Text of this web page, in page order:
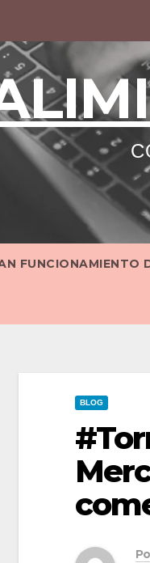
FUNCIONAMIENTO
BLOG